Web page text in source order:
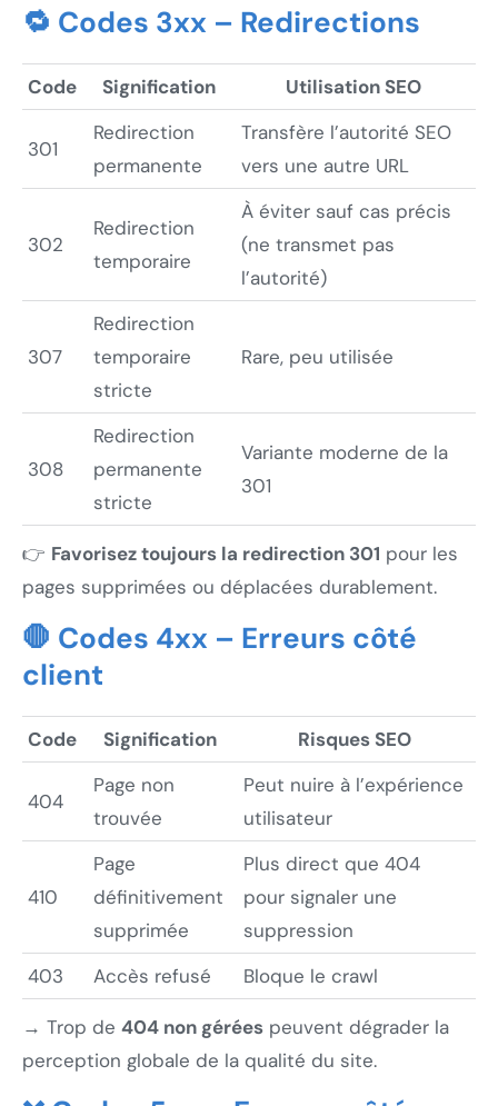
🔁 Codes 3xx – Redirections
Code Signification Utilisation SEO
301
Redirection
permanente
Transfère l’autorité SEO
vers une autre URL
302
Redirection
temporaire
À éviter sauf cas précis
(ne transmet pas
l’autorité)
307
Redirection
temporaire
stricte
Rare, peu utilisée
308
Redirection
permanente
stricte
Variante moderne de la
301
👉 Favorisez toujours la redirection 301 pour les
pages supprimées ou déplacées durablement.
🛑 Codes 4xx – Erreurs côté
client
Code Signification Risques SEO
404
Page non
trouvée
Peut nuire à l’expérience
utilisateur
410
Page
définitivement
supprimée
Plus direct que 404
pour signaler une
suppression
403
Accès refusé Bloque le crawl
→ Trop de 404 non gérées peuvent dégrader la
perception globale de la qualité du site.